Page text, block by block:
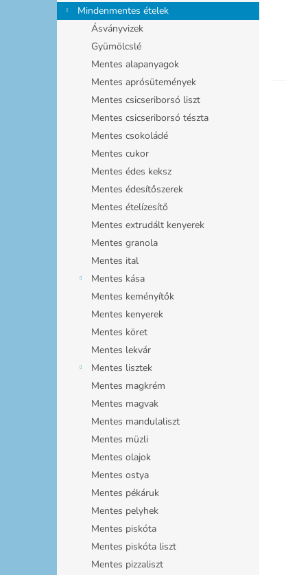
Mindenmentes ételek
Ásványvizek
Gyümölcslé
Mentes alapanyagok
Mentes aprósütemények
Mentes csicseriborsó liszt
Mentes csicseriborsó tészta
Mentes csokoládé
Mentes cukor
Mentes édes keksz
Mentes édesítőszerek
Mentes ételízesítő
Mentes extrudált kenyerek
Mentes granola
Mentes ital
Mentes kása
Mentes keményítők
Mentes kenyerek
Mentes köret
Mentes lekvár
Mentes lisztek
Mentes magkrém
Mentes magvak
Mentes mandulaliszt
Mentes müzli
Mentes olajok
Mentes ostya
Mentes pékáruk
Mentes pelyhek
Mentes piskóta
Mentes piskóta liszt
Mentes pizzaliszt